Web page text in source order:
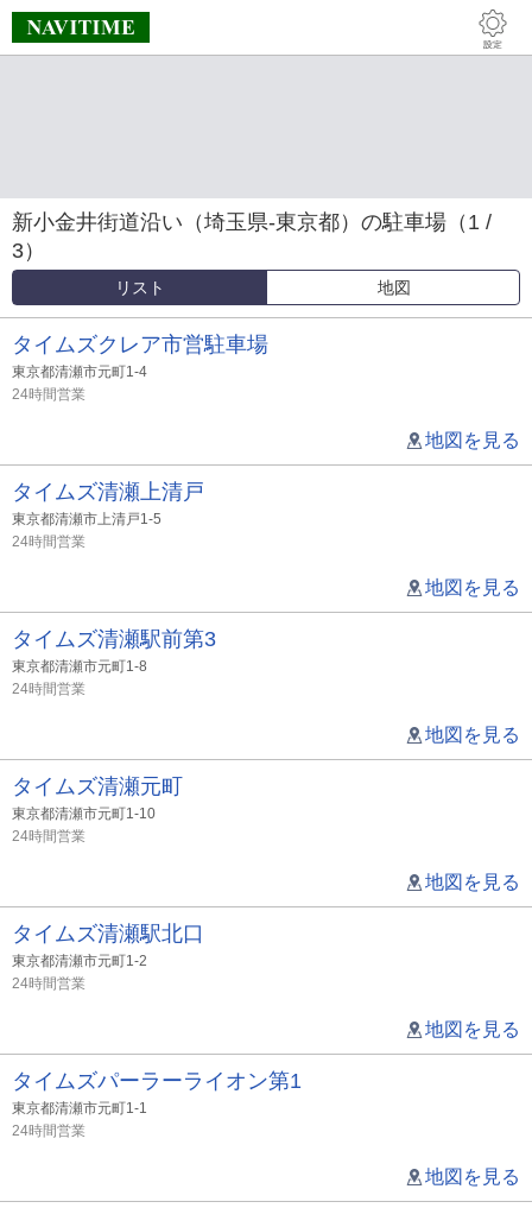
新小金井街道沿い（埼玉県-東京都）の駐車場（1 /
3）
リスト 地図
タイムズクレア市営駐車場
東京都清瀬市元町1-4
24時間営業
地図を見る
タイムズ清瀬上清戸
東京都清瀬市上清戸1-5
24時間営業
地図を見る
タイムズ清瀬駅前第3
東京都清瀬市元町1-8
24時間営業
地図を見る
タイムズ清瀬元町
東京都清瀬市元町1-10
24時間営業
地図を見る
タイムズ清瀬駅北口
東京都清瀬市元町1-2
24時間営業
地図を見る
タイムズパーラーライオン第1
東京都清瀬市元町1-1
24時間営業
地図を見る